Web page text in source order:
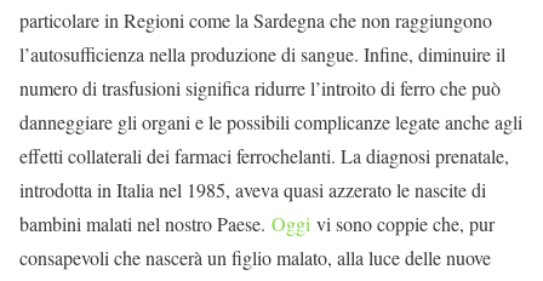
particolare in Regioni come la Sardegna che non raggiungono
l’autosufficienza nella produzione di sangue. Infine, diminuire il
numero di trasfusioni significa ridurre l’introito di ferro che può
danneggiare gli organi e le possibili complicanze legate anche agli
effetti collaterali dei farmaci ferrochelanti. La diagnosi prenatale,
introdotta in Italia nel 1985, aveva quasi azzerato le nascite di
bambini malati nel nostro Paese. Oggi vi sono coppie che, pur
consapevoli che nascerà un figlio malato, alla luce delle nuove